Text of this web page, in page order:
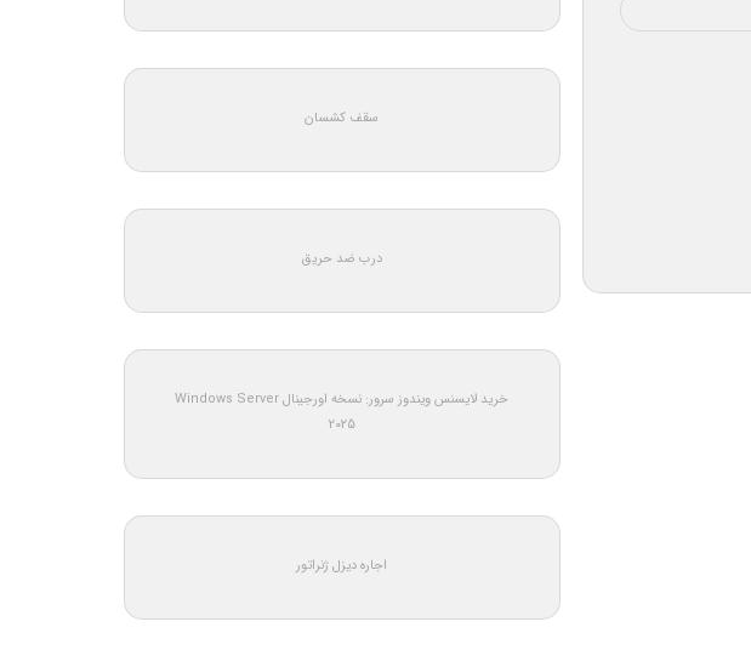
سقف کشسان
درب ضد حریق
خرید لایسنس ویندوز سرور: نسخه اورجینال Windows Server
2025
اجاره دیزل ژنراتور